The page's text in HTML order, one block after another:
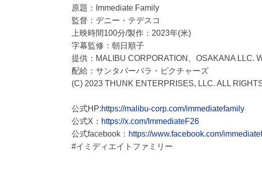
原題：Immediate Family
監督：デニー・テデスコ
上映時間100分/製作：2023年(米)
字幕監修：朝日順子
提供：MALIBU CORPORATION、OSAKANA LLC.
配給：サンタバーバラ・ピクチャーズ
(C) 2023 THUNK ENTERPRISES, LLC. ALL
公式HP:https://malibu-corp.com/immediatefamily
公式X： https://x.com/ImmediateF26
公式facebook： https://www.facebook.com/
#イミディエイトファミリー